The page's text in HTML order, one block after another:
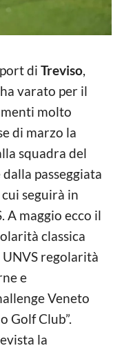
di Treviso,
varato per il
molto
di marzo la
squadra del
passeggiata
seguirà in
A maggio ecco il
classica
regolarità
e
Veneto
Golf Club”.
la